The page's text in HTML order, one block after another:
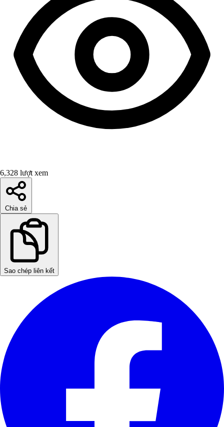
6,328 lượt xem
Chia sẻ
Sao chép liên kết